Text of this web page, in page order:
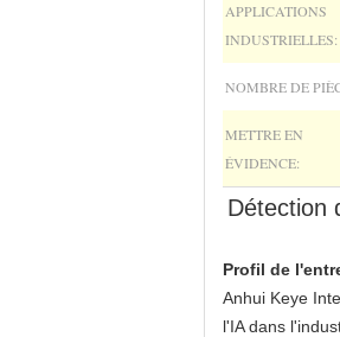
APPLICATIONS
INDUSTRIELLES:
NOMBRE DE
METTRE EN
ÉVIDENCE:
Détection
Profil de
Anhui Keye
l'IA dans